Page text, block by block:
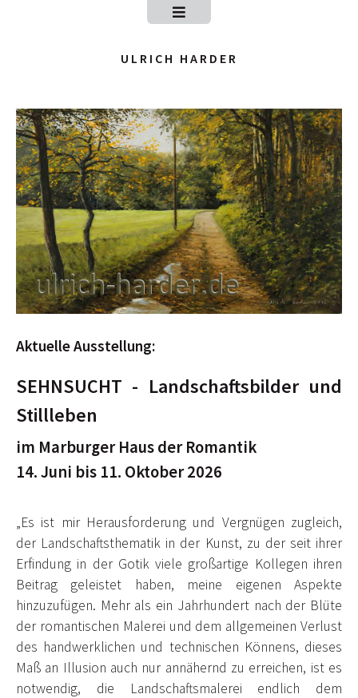
ULRICH HARDER
Aktuelle Ausstellung:
SEHNSUCHT - Landschaftsbilder und
Stillleben
im Marburger Haus der Romantik
14. Juni bis 11. Oktober 2026
„Es ist mir Herausforderung und Vergnügen zugleich,
der Landschaftsthematik in der Kunst, zu der seit ihrer
Erfindung in der Gotik viele großartige Kollegen ihren
Beitrag geleistet haben, meine eigenen Aspekte
hinzuzufügen. Mehr als ein Jahrhundert nach der Blüte
der romantischen Malerei und dem allgemeinen Verlust
des handwerklichen und technischen Könnens, dieses
Maß an Illusion auch nur annähernd zu erreichen, ist es
notwendig, die Landschaftsmalerei endlich dem